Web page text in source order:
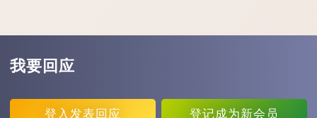
我要回应
登入 发表回应 登记成为新会员